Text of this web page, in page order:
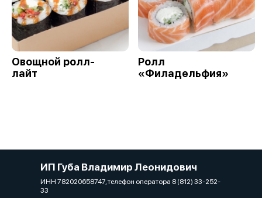
Овощной ролл-
лайт
Ролл
«Филадельфия»
ИП Губа Владимир Леонидович
ИНН 782020658747, телефон оператора 8 (812) 33-252-
33